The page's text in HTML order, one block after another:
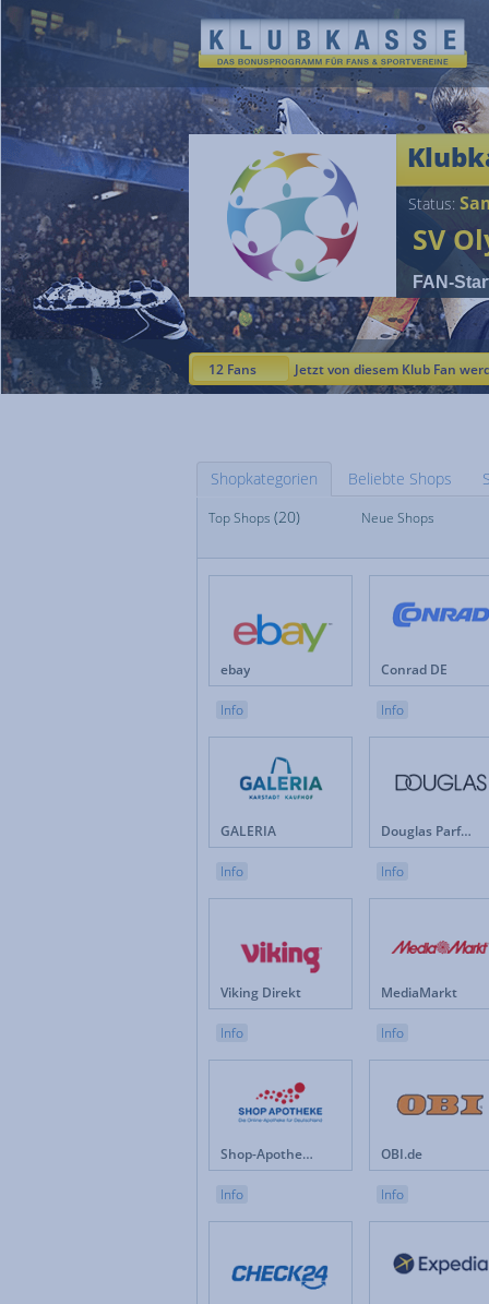
Status:
SV
FAN-
12 Fans Jetzt von diesem Klub Fan
Shopkategorien Beliebte Shops
Top Shops
Apotheken
Baby & Kinder
Blumen
Brillen & Kontaktlinsen
Bücher & Zeitschriften
Büro & Betrieb
Elektronik & Haushaltgeräte
Energieversorger
Versicherungen & Finanzen
Weihnachten
Top Shops (20) Neue Shops
ebay
Info
Conrad DE
Info
GALERIA
Info
Douglas Parfümerie DE
Info
Viking Direkt
Info
MediaMarkt
Info
Shop-Apotheke.com
Info
OBI.de
Info